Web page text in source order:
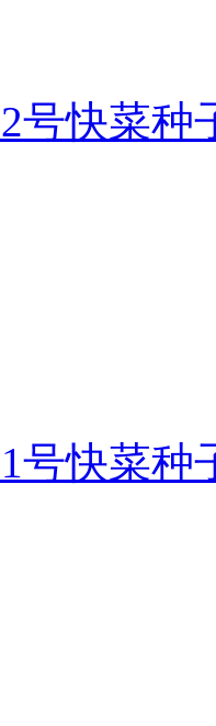
号快菜种
号快菜种